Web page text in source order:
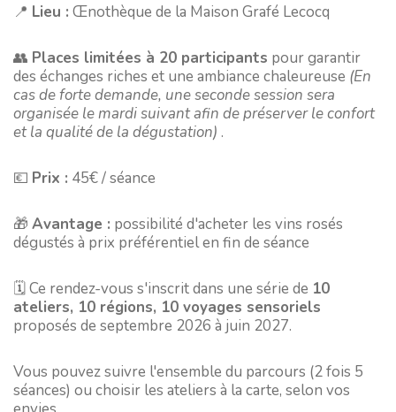
📍 Lieu : Œnothèque de la Maison Grafé Lecocq
👥 Places limitées à 20 participants pour garantir
des échanges riches et une ambiance chaleureuse (En
cas de forte demande, une seconde session sera
organisée le mardi suivant afin de préserver le confort
et la qualité de la dégustation) .
💶 Prix : 45€ / séance
🎁 Avantage : possibilité d'acheter les vins rosés
dégustés à prix préférentiel en fin de séance
🗓️ Ce rendez-vous s'inscrit dans une série de 10
ateliers, 10 régions, 10 voyages sensoriels
proposés de septembre 2026 à juin 2027.
Vous pouvez suivre l'ensemble du parcours (2 fois 5
séances) ou choisir les ateliers à la carte, selon vos